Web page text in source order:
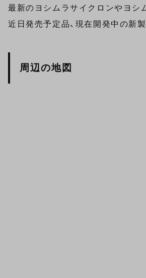
最新のヨシムラサイクロンやヨシ
近日発売予定品、現在開発中の新
周辺の地図